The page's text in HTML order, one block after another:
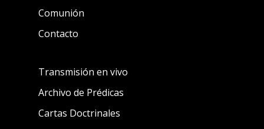
Comunión
Contacto
Transmisión en vivo
Archivo de Prédicas
Cartas Doctrinales